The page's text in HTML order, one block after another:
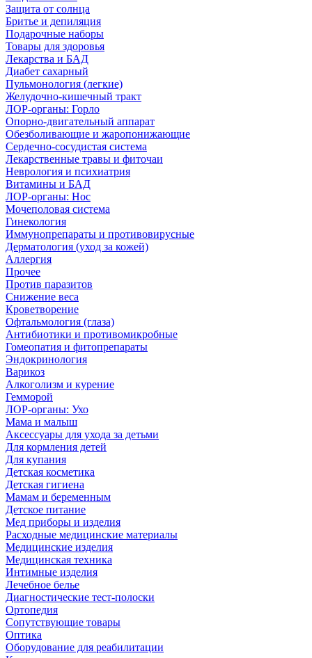
Защита от солнца
Бритье и депиляция
Подарочные наборы
Товары для здоровья
Лекарства и БАД
Диабет сахарный
Пульмонология (легкие)
Желудочно-кишечный тракт
ЛОР-органы: Горло
Опорно-двигательный аппарат
Обезболивающие и жаропонижающие
Сердечно-сосудистая система
Лекарственные травы и фиточаи
Неврология и психиатрия
Витамины и БАД
ЛОР-органы: Нос
Мочеполовая система
Гинекология
Иммунопрепараты и противовирусные
Дерматология (уход за кожей)
Аллергия
Прочее
Против паразитов
Снижение веса
Кроветворение
Офтальмология (глаза)
Антибиотики и противомикробные
Гомеопатия и фитопрепараты
Эндокринология
Варикоз
Алкоголизм и курение
Гемморой
ЛОР-органы: Ухо
Мама и малыш
Аксессуары для ухода за детьми
Для кормления детей
Для купания
Детская косметика
Детская гигиена
Мамам и беременным
Детское питание
Мед приборы и изделия
Расходные медицинские материалы
Медицинские изделия
Медицинская техника
Интимные изделия
Лечебное белье
Диагностические тест-полоски
Ортопедия
Сопутствующие товары
Оптика
Оборудование для реабилитации